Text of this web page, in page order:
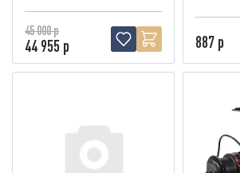
45 000 р
44 955 р 887 р